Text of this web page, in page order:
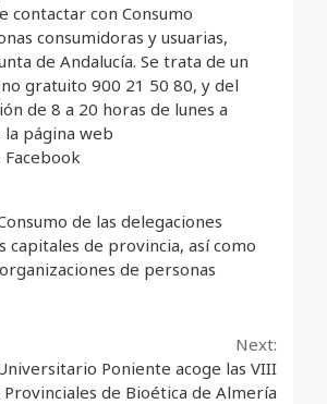
contactar con Consumo
consumidoras y usuarias,
de Andalucía. Se trata de un
gratuito 900 21 50 80, y del
de 8 a 20 horas de lunes a
la página web
Facebook
de las delegaciones
capitales de provincia, así como
de personas
Next:
Poniente acoge las VIII
Provinciales de Bioética de Almería